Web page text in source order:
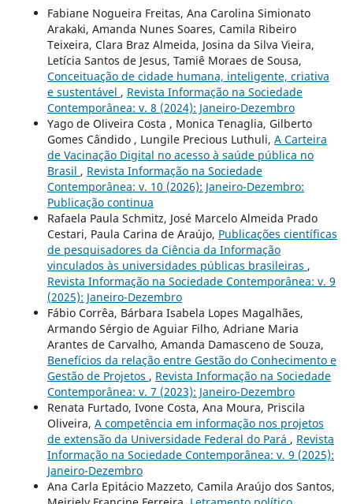
Fabiane Nogueira Freitas, Ana Carolina Simionato
Arakaki, Amanda Nunes Soares, Camila Ribeiro
Teixeira, Clara Braz Almeida, Josina da Silva Vieira,
Letícia Santos de Jesus, Tamiê Moraes de Sousa,
Conceituação de cidade humana, inteligente, criativa
e sustentável , Revista Informação na Sociedade
Contemporânea: v. 8 (2024): Janeiro-Dezembro
Yago de Oliveira Costa , Monica Tenaglia, Gilberto
Gomes Cândido , Lungile Precious Luthuli, A Carteira
de Vacinação Digital no acesso à saúde pública no
Brasil , Revista Informação na Sociedade
Contemporânea: v. 10 (2026): Janeiro-Dezembro:
Publicação continua
Rafaela Paula Schmitz, José Marcelo Almeida Prado
Cestari, Paula Carina de Araújo, Publicações científicas
de pesquisadores da Ciência da Informação
vinculados às universidades públicas brasileiras ,
Revista Informação na Sociedade Contemporânea: v. 9
(2025): Janeiro-Dezembro
Fábio Corrêa, Bárbara Isabela Lopes Magalhães,
Armando Sérgio de Aguiar Filho, Adriane Maria
Arantes de Carvalho, Amanda Damasceno de Souza,
Benefícios da relação entre Gestão do Conhecimento e
Gestão de Projetos , Revista Informação na Sociedade
Contemporânea: v. 7 (2023): Janeiro-Dezembro
Renata Furtado, Ivone Costa, Ana Moura, Priscila
Oliveira, A competência em informação nos projetos
de extensão da Universidade Federal do Pará , Revista
Informação na Sociedade Contemporânea: v. 9 (2025):
Janeiro-Dezembro
Ana Carla Epitácio Mazzeto, Camila Araújo dos Santos,